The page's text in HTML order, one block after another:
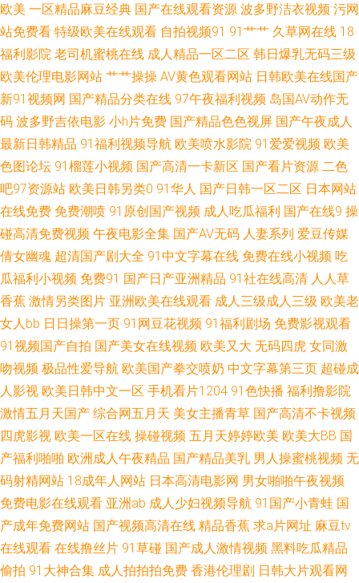
一卡三卡四 网站96熟女 高清电影电视剧在线 日韩电影手机在线 肏屄五区 欧
美性爱综和 99国产美 欧美亚洲日韩在线综合 av女人天堂污污污www网站 欧
美在线换 91在线美脚丝袜 欧美人禽狂配大交 51麻豆传媒 蜜桃影视 911性情
网站在线观看 麻豆性爱视频 综合亚洲 另类操逼网 影音先锋成人精东 精品欧
美日韩在线 亚洲精品伦 国产视频欧美专区 午夜激情在线欧 国产一国 先锋AV
爽爽爽 国产高清美 日韩在线视 第一区视频 日韩五码 超碰在线草久97 茄子
国产精品蜜桃丝袜 自由日本语热亚洲人 欧美精品色婷婷五月综合 亚州综合
色网 国产天堂在线小视频 亚洲香蕉影视 黄色另类情感 亚洲国产精品爱 国产
欧美亚洲专区在线 羞羞漫画 免费的网站wwww 超碰新地址 三级国产在线观
看 国产精品成人免费视 网站在线www色 国产精品成熟老女人 午夜男女刺激
一区中中文 欧美色AB 变态美女影院 日韩亚洲一区图 国产亚洲三级精品 在线
中文字幕有码中文 日韩A∨福利院 国产精品免费区二区三区观看四虎 日韩亚
欧美 一区精品麻豆经典 国产在线观看资源 波多野洁衣视频 污网
站免费看 特级欧美在线观看 自拍视频91 91艹艹 久草网在线 18
福利影院 老司机蜜桃在线 成人精品一区二区 韩日爆乳无码三级
欧美伦理电影网站 艹艹操操 AV黄色观看网站 日韩欧美在线国产
新91视频网 国产精品分类在线 97午夜福利视频 岛国AV动作无
码 波多野吉依电影 小h片免费 国产精品色色视屏 国产午夜成人
最新日韩精品 91福利视频导航 欧美喷水影院 91爱爱视频 欧美
色图论坛 91榴莲小视频 国产高清一卡新区 国产看片资源 二色
吧97资源站 欧美日韩另类0 91华人 国产日韩一区二区 日本网站
在线免费 免费潮喷 91原创国产视频 成人吃瓜福利 国产在线9 操
碰高清免费视频 午夜电影全集 国产AV无码 人妻系列 爱豆传媒
倩女幽魂 超清国产剧大全 91中文字幕在线 免费在线小视频 吃
瓜福利小视频 免费91 国产日产亚洲精品 91社在线高清 人人草
香蕉 激情另类图片 亚洲欧美在线观看 成人三级成人三级 欧美老
女人bb 日日操第一页 91网豆花视频 91福利剧场 免费影视观看
91视频国产自拍 国产美女在线视频 欧美又大 无码四虎 女同激
吻视频 极品性爱导航 欧美国产拳交喷奶 中文字幕第三页 超碰成
人影视 欧美日韩中文一区 手机看片1204 91色快播 福利撸影院
激情五月天国产 综合网五月天 美女主播青草 国产高清不卡视频
四虎影视 欧美一区在线 操碰视频 五月天婷婷欧美 欧美大BB 国
产福利啪啪 欧洲成人午夜精品 国产精品美乳 男人操蜜桃视频 无
码射精网站 18成年人网站 日本高清电影网 男女啪啪午夜视频
免费电影在线观看 亚洲ab 成人少妇视频导航 91国产小青蛙 国
产成年免费网站 国产视频高清在线 精品香蕉 求a片网址 麻豆tv
在线观看 在线撸丝片 91草碰 国产成人激情视频 黑料吃瓜精品
偷拍 91大神合集 成人拍拍拍免费 香港伦理剧 日韩大片观看网